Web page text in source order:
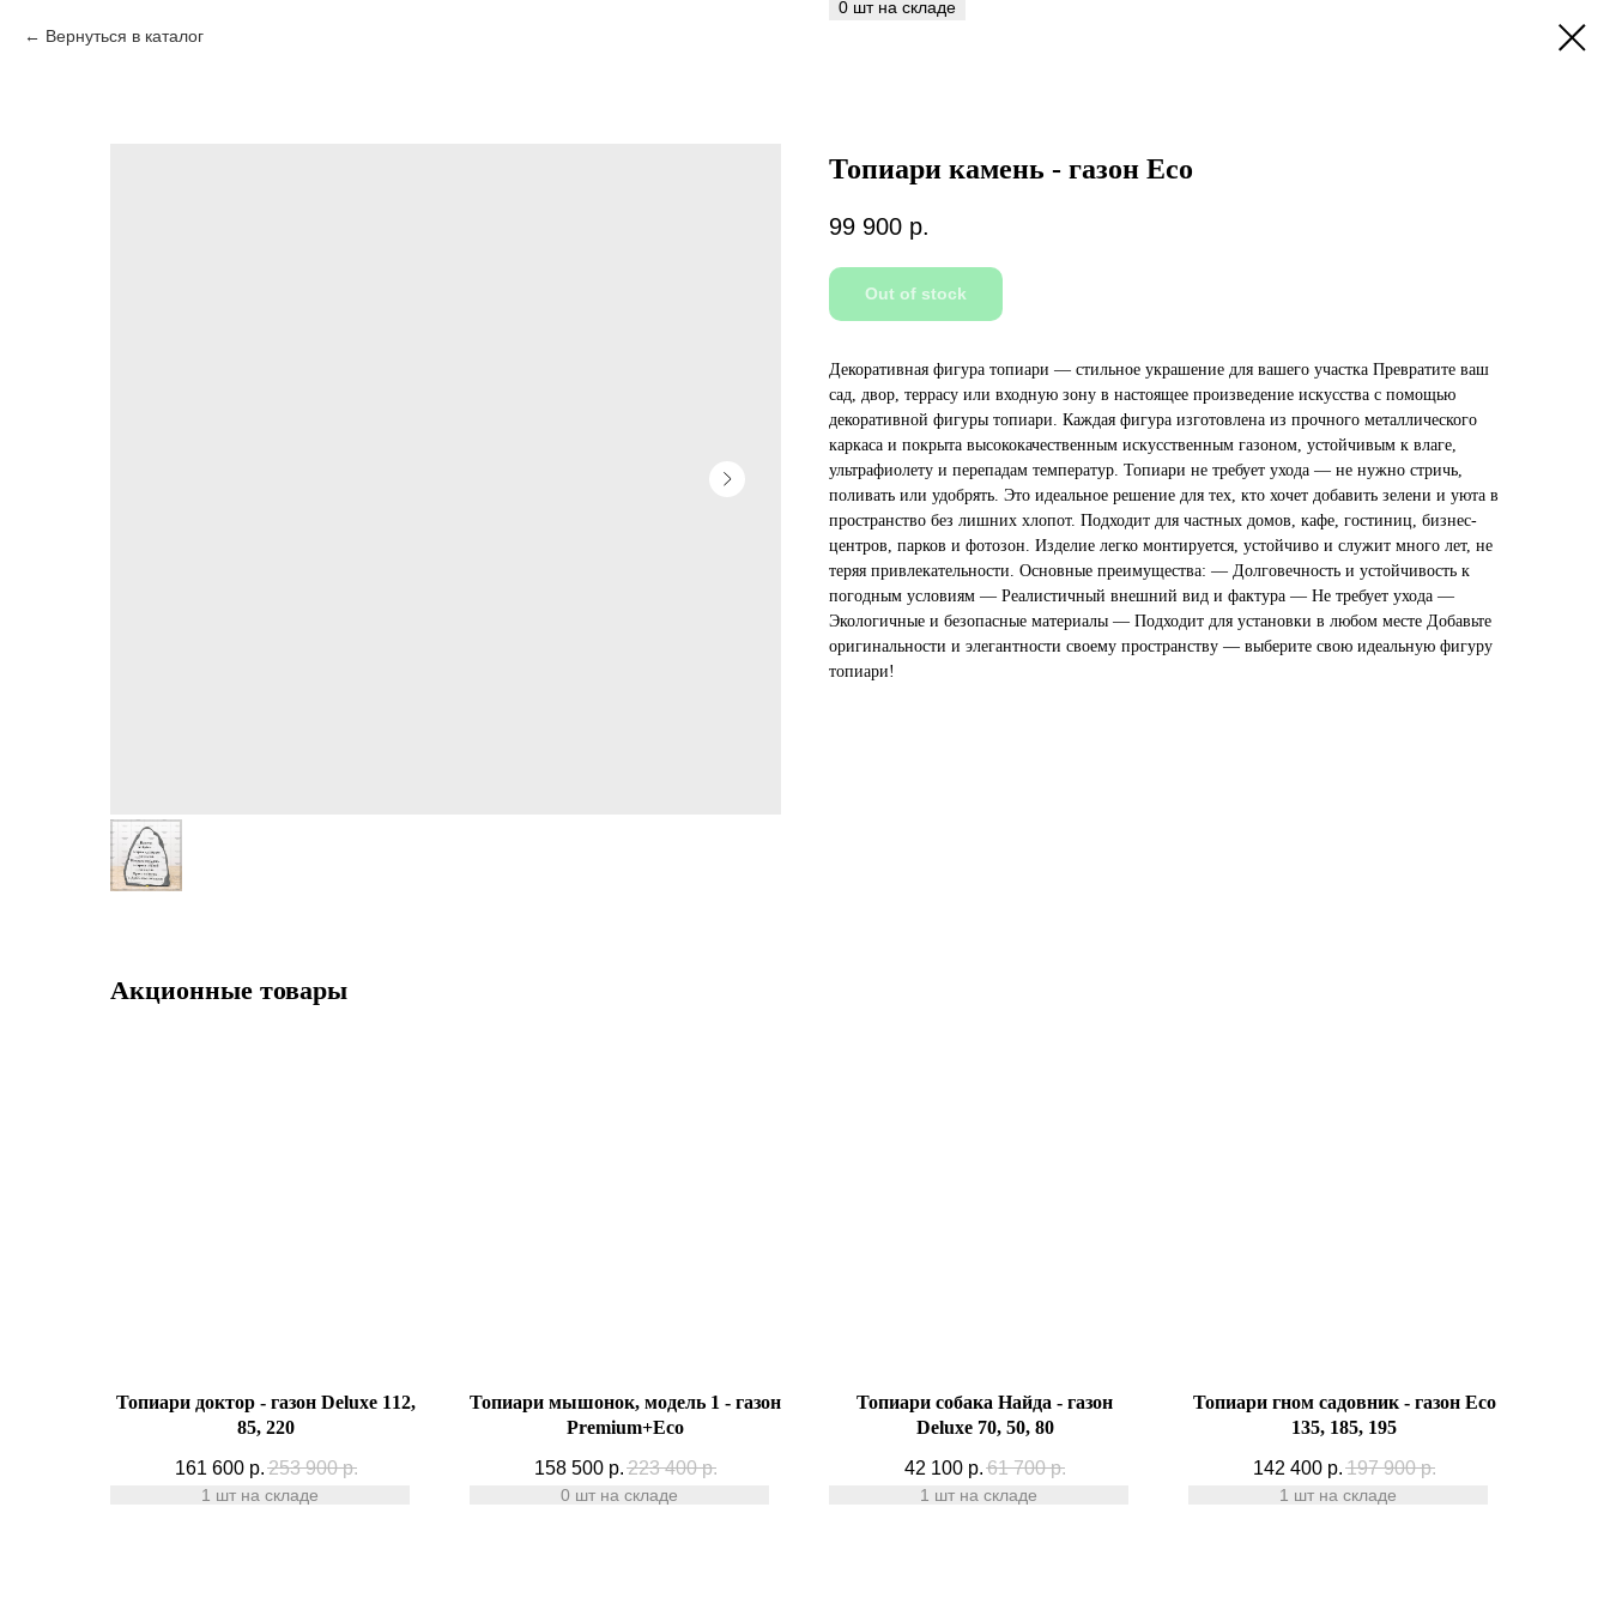
Вернуться в каталог
Топиари камень - газон Есо
99 900 р.
Out of stock
Декоративная фигура топиари — стильное украшение для вашего участка Превратите ваш
сад, двор, террасу или входную зону в настоящее произведение искусства с помощью
декоративной фигуры топиари. Каждая фигура изготовлена из прочного металлического
каркаса и покрыта высококачественным искусственным газоном, устойчивым к влаге,
ультрафиолету и перепадам температур. Топиари не требует ухода — не нужно стричь,
поливать или удобрять. Это идеальное решение для тех, кто хочет добавить зелени и уюта в
пространство без лишних хлопот. Подходит для частных домов, кафе, гостиниц, бизнес-
центров, парков и фотозон. Изделие легко монтируется, устойчиво и служит много лет, не
теряя привлекательности. Основные преимущества: — Долговечность и устойчивость к
погодным условиям — Реалистичный внешний вид и фактура — Не требует ухода —
Экологичные и безопасные материалы — Подходит для установки в любом месте Добавьте
оригинальности и элегантности своему пространству — выберите свою идеальную фигуру
топиари!
Акционные товары
Топиари доктор - газон Deluxe 112,
85, 220
161 600 р. 253 900 р.
Топиари мышонок, модель 1 - газон
Premium+Есо
158 500 р. 223 400 р.
Топиари собака Найда - газон
Deluxe 70, 50, 80
42 100 р. 61 700 р.
Топиари гном садовник - газон Eco
135, 185, 195
142 400 р. 197 900 р.